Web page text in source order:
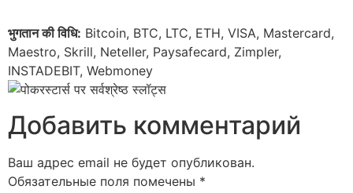
भुगतान की विधि: Bitcoin, BTC, LTC, ETH, VISA, Mastercard,
Maestro, Skrill, Neteller, Paysafecard, Zimpler,
INSTADEBIT, Webmoney
Добавить комментарий
Ваш адрес email не будет опубликован.
Обязательные поля помечены *